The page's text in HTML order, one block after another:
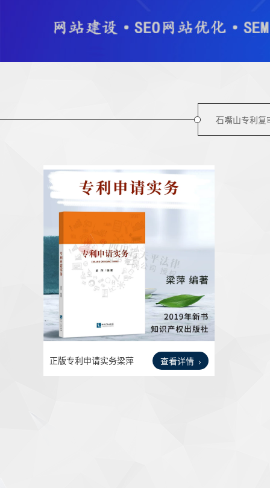
石嘴山专利复
查看详情
正版专利申请实务梁萍